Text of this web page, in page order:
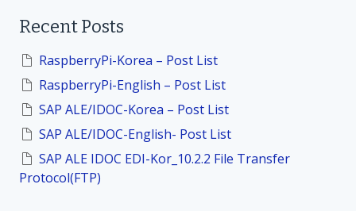
i
o
n
c
o
Recent Posts
RaspberryPi-Korea – Post List
RaspberryPi-English – Post List
SAP ALE/IDOC-Korea – Post List
SAP ALE/IDOC-English- Post List
SAP ALE IDOC EDI-Kor_10.2.2 File Transfer
Protocol(FTP)